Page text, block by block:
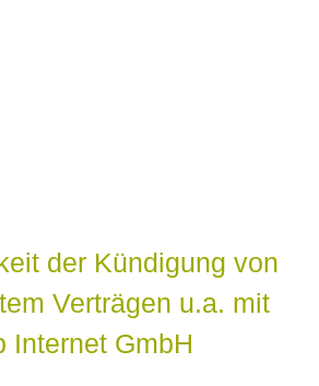
der Kündigung von
Verträgen u.a. mit
Internet GmbH